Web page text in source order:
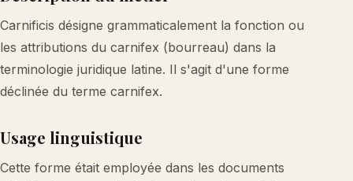
Carnificis désigne grammaticalement la fonction ou
les attributions du carnifex (bourreau) dans la
terminologie juridique latine. Il s'agit d'une forme
déclinée du terme carnifex.
Usage linguistique
Cette forme était employée dans les documents